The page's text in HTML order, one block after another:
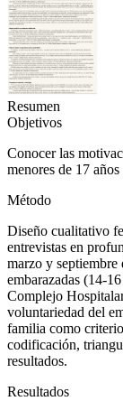
Resumen
Objetivos
Conocer las
menores de 17
Método
Diseño cualitativo
entrevistas en
marzo y septiembre
embarazadas (14-
Complejo
voluntariedad del
familia como
codificación,
resultados.
Resultados